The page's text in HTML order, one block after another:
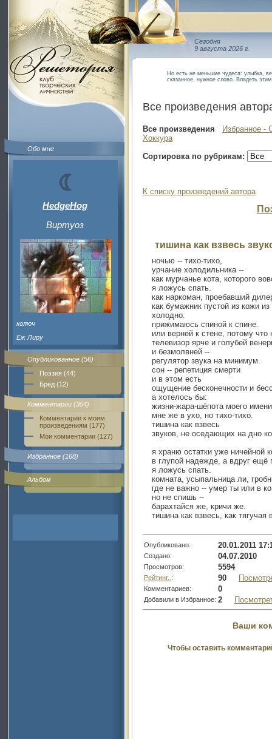
Обо мне
HedgeHog
Виртуоз
колюч
Еж Лиру
Опубликованное (56)
Поэзия (44)
Бред (12)
Комментарии (304)
Комментарии к моим
произведениям (177)
Мои комментарии (127)
Избранное (168)
Альбом
Сегодня
9 августа 2026 г.
Но есть не меньшие чудеса: улыбка,
сказанное, нужное слово. Владеть
Все произведения
Все произведения
Избранное -
Хоккура
Сортировка по рубрикам:
К списку произведений автора
тишина как взвесь
ночью -- тихо-тихо,
урчание холодильника --
как мурчанье кота, которого
я ложусь спать.
как наркоман, проебавший
как бумажник пустой из кожи
холодно.
прижимаюсь спиной к спине.
или верней к стене, потому что
телевизор ярче и голубей
и безмолвней --
регулятор звука на минимум.
сон -- репетиция смерти
и в этом есть
ощущение бесконечности и
а хотелось бы:
жизни-жара-шёпота моего имени
мне же в ухо, но тихо-тихо.
тишина как взвесь
звуков, не оседающих на дно
я храню остатки уже ничейной
в глупой надежде, а вдруг ещё
я ложусь спать.
комната, усыпальница ли,
где не важно -- умер ты или в
но не спишь --
барахтайся же, кричи же.
тишина как взвесь, как тягучая
Опубликовано: 20.01.2011
Создано: 04.07.2010
Просмотров: 5594
Рейтинг.. : 90
Комментариев: 0
Добавили в Избранное: 2
Ваши
Чтобы оставить